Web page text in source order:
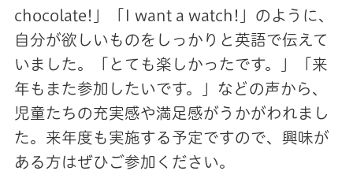
chocolate!」「I want a watch!」のように、
自分が欲しいものをしっかりと英語で伝えて
いました。「とても楽しかったです。」「来
年もまた参加したいです。」などの声から、
児童たちの充実感や満足感がうかがわれまし
た。来年度も実施する予定ですので、興味が
ある方はぜひご参加ください。